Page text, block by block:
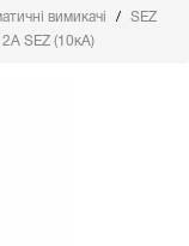
вимикачі
SEZ
SEZ (10кА)